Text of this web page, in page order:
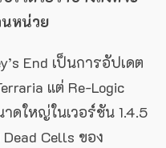
นหน่วย
End เป็นการอัปเดต
แต่ Re-Logic
ดใหญ่ในเวอร์ชัน 1.4.5
Cells ของ